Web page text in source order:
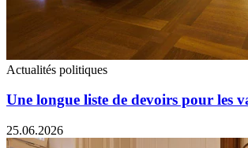
Actualités politiques
Une longue liste de devoirs pour les
25.06.2026